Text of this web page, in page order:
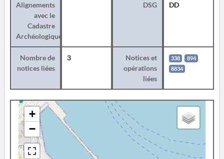
Alignements
avec le
Cadastre
Archéologique
DSG DD
Nombre de
notices liées
3
Notices et
opérations
liées
338
894
8834
+
−